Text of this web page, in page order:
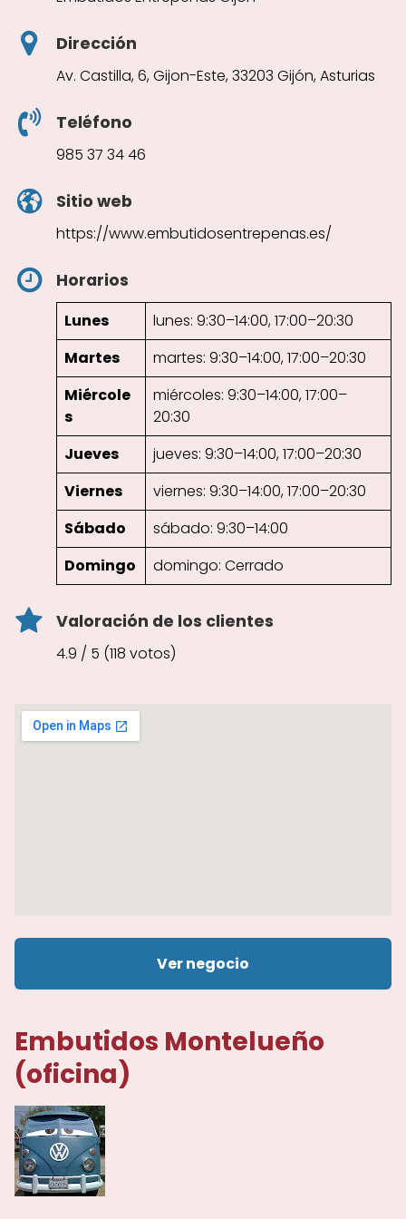
Dirección
Av. Castilla, 6, Gijon-Este, 33203 Gijón, Asturias
Teléfono
985 37 34 46
Sitio web
https://www.embutidosentrepenas.es/
Horarios
Lunes
lunes: 9:30–14:00, 17:00–20:30
Martes
martes: 9:30–14:00, 17:00–20:30
Miércole
s
miércoles: 9:30–14:00, 17:00–
20:30
Jueves
jueves: 9:30–14:00, 17:00–20:30
Viernes
viernes: 9:30–14:00, 17:00–20:30
Sábado
sábado: 9:30–14:00
Domingo
domingo: Cerrado
Valoración de los clientes
4.9 / 5 (118 votos)
Ver negocio
Embutidos Montelueño
(oficina)